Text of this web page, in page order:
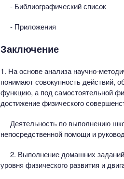
- Библиографический список
- Приложения
Заключение
1. На основе анализа научно-
понимают совокупность
функцию, а под самостоятельной
достижение физического
Деятельность по выполнению
непосредственной помощи и
2. Выполнение домашних
уровня физического развития и